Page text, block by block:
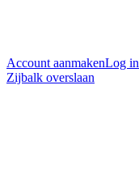
Account aanmakenLog in
Zijbalk overslaan